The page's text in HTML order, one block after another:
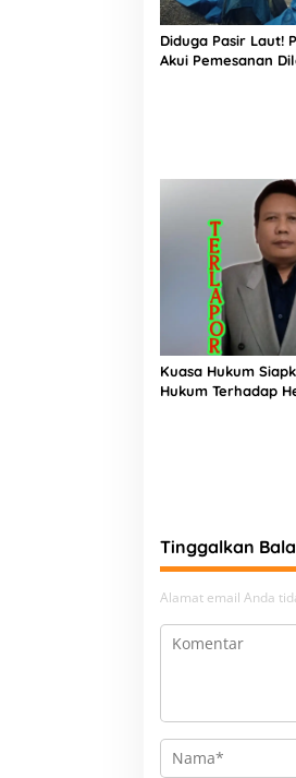
Diduga Pasir Laut!
Akui Pemesanan
Kuasa Hukum
Hukum Terhadap
Tinggalkan
Alamat email Anda